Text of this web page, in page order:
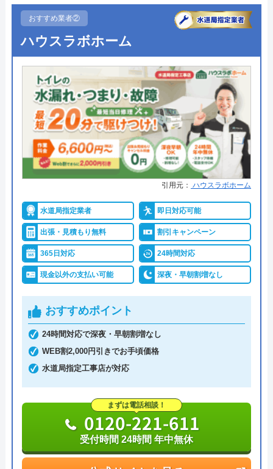
●駆けつけ時間 最短20分
●定休日 年中無休
●出張見積もり 出張・見積もり無料
●支払い方法
現金、銀行振込、モバイル、後払
い決済、クレジットカード
●累計実績
年間25万件、累計500万件の修理交
換実績
●保証・保険
工事保証12年・商品保証10年(最
詳細は公式HPでご確認ください
イースマイルがおすすめの理由
イースマイルは対応する自治体で適切な工事ができ
ると認められている水道局指定業者です。
土日祝日・深夜早朝含む24時間365日、いつ相談し
ても割増料金がかからず、作業が始まるまでは一切
費用がかからないかなり信頼できる業者です。
実績も豊富で、スタッフの研修にも力を入れている
ため技術力はもちろん接客もよく、トイレや排水
管、給湯器や蛇口の修理交換まで水回りのことなら
何でも相談できます。
おすすめ業者②
ハウスラボホーム
引用元： ハウスラボホーム
水道局指定業者 即日対応可能
出張・見積もり無料 割引キャンペーン
365日対応 24時間対応
現金以外の支払い可能 深夜・早朝割増なし
おすすめポイント
24時間対応で深夜・早朝割増なし
WEB割2,000円引きでお手頃価格
水道局指定工事店が対応
まずは電話相談！
0120-221-611
受付時間 24時間 年中無休